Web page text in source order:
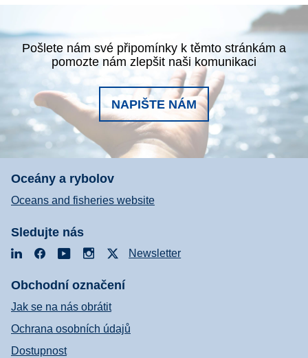
Pošlete nám své připomínky k těmto stránkám a
pomozte nám zlepšit naši komunikaci
NAPIŠTE NÁM
Oceány a rybolov
Oceans and fisheries website
Sledujte nás
LinkedInFacebookYouTubeInstagramNewsletter
Obchodní označení
Jak se na nás obrátit
Ochrana osobních údajů
Dostupnost